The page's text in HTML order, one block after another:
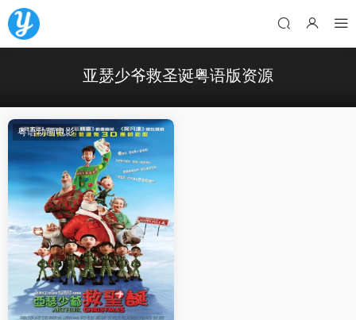
亚瑟少爷救圣诞粤语版资源
粤语动画电影